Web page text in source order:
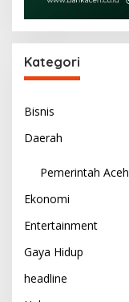
Kategori
Bisnis
Daerah
Pemerintah Aceh
Ekonomi
Entertainment
Gaya Hidup
headline